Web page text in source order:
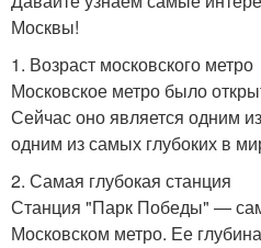
Москвы!
1. Возраст московского метро
Московское метро было
Сейчас оно является одним
одним из самых глубоких в
2. Самая глубокая станция
Станция "Парк Победы" —
Московском метро. Ее